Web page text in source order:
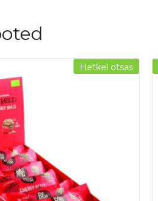
Hetkel otsas